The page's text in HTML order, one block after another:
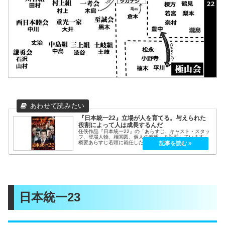
『日本統一22』立場が人を育てる。与えられた
役割によって人は成長するんだ
任侠作品『日本統一22』の「あらすじ、キャスト・スタッ
フ、登場人物、相関図、個人の感想」を記載しています。
概要あらすじ若頭に就任した侠和会若頭山崎組組長・氷室
蓮司（本宮泰風）は、侠和の代紋の元、同じく昇進した若
頭補佐・田村（山口祥行）らと共...
日本統一23